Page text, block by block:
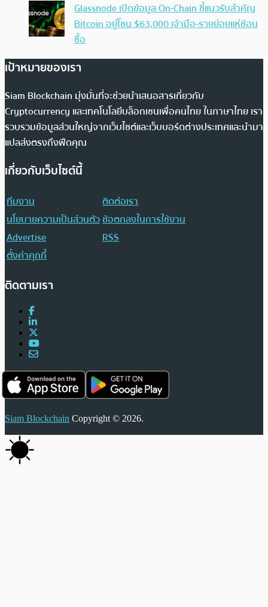
Glassnode เปิดข้อมูล On-Chain ชี้แนวรับสำคัญ
Bitcoin อยู่โซน $63,000 เจ้ามือ-รายย่อยแห่ช้อน
ซื้อ
เป้าหมายของเรา
Siam Blockchain มุ่งมั่นที่จะช่วยนำเสนอสารเกี่ยวกับ
Cryptocurrency และเทคโนโลยีบล็อกเชนเพื่อคนไทย ในภาษาไทย เรา
รวบรวมข้อมูลส่วนใหญ่จากเว็บไซต์และเว็บบอร์ดต่างประเทศและนำมา
แปลส่งตรงถึงฟีดคุณ
เกี่ยวกับเว็บไซต์นี้
ทีมงาน
ติดต่อเรา
นโยบายความเป็นส่วนตัวข้อตกลงในการใช้งาน
Advertise
RSS
ตั้งค่าคุกกี้
ติดตามเรา
Siam Blockchain Copyright © 2026.